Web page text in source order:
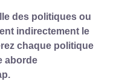
des politiques ou
indirectement le
chaque politique
aborde